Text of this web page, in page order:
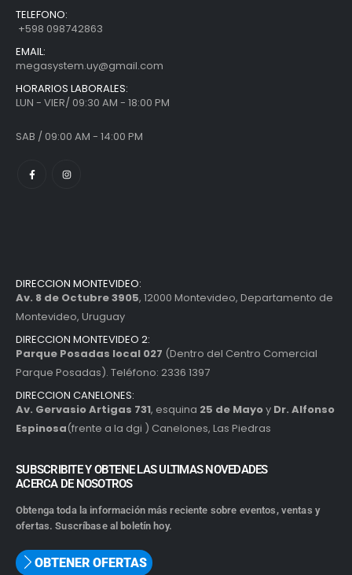
TELEFONO:
+598 098742863
EMAIL:
megasystem.uy@gmail.com
HORARIOS LABORALES:
LUN - VIER/ 09:30 AM - 18:00 PM
SAB / 09:00 AM - 14:00 PM
DIRECCION MONTEVIDEO:
Av. 8 de Octubre 3905, 12000 Montevideo, Departamento de
Montevideo, Uruguay
DIRECCION MONTEVIDEO 2:
Parque Posadas local 027 (Dentro del Centro Comercial
Parque Posadas). Teléfono: 2336 1397
DIRECCION CANELONES:
Av. Gervasio Artigas 731, esquina 25 de Mayoy Dr. Alfonso
Espinosa(frente a la dgi ) Canelones, Las Piedras
SUBSCRIBITE Y OBTENE LAS ULTIMAS NOVEDADES
ACERCA DE NOSOTROS
Obtenga toda la información más reciente sobre eventos, ventas y
ofertas. Suscríbase al boletín hoy.
OBTENER OFERTAS